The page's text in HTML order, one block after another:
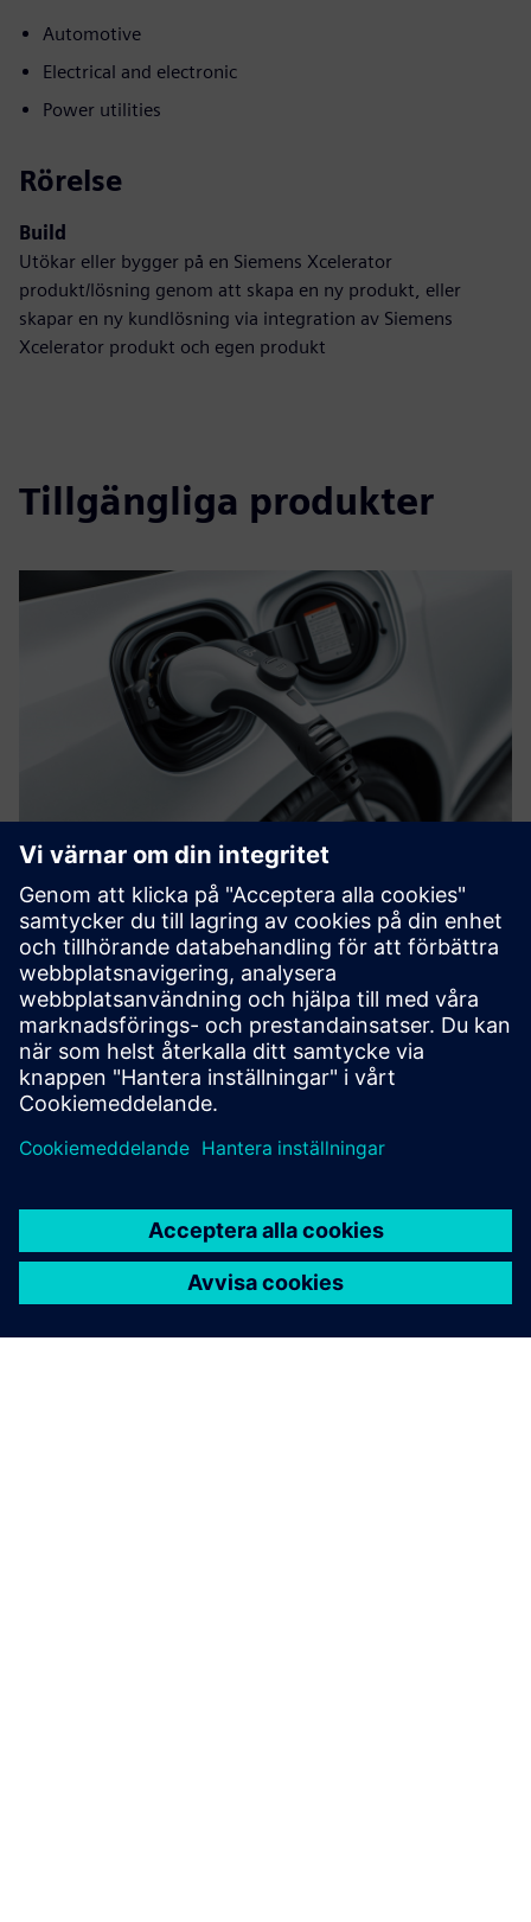
Automotive
Electrical and electronic
Power utilities
Rörelse
Build
Utökar eller bygger på en Siemens Xcelerator
produkt/lösning genom att skapa en ny produkt, eller
skapar en ny kundlösning via integration av Siemens
Xcelerator produkt och egen produkt
Tillgängliga produkter
OCPP Connector
Hantera och anslut dina PLC-baserade
laddstationsstyrenheter till laddstationshanteringssystem
(CSMS) med hjälp av det standardiserade OCPP-protokollet
i version 1.6 eller 2.0.1
Läs mer